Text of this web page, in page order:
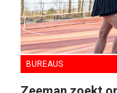
BUREAUS